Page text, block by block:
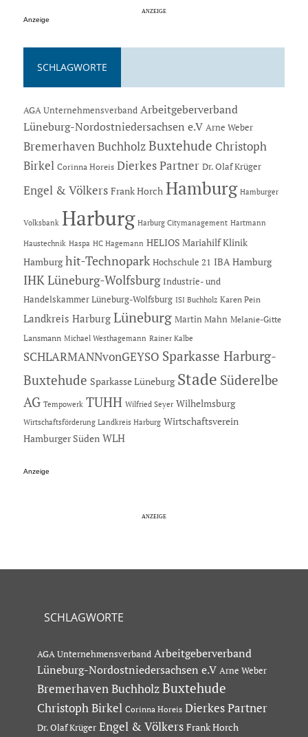
Anzeige
SCHLAGWORTE
AGA Unternehmensverband Arbeitgeberverband
Lüneburg-Nordostniedersachsen e.V Arne Weber
Bremerhaven Buchholz Buxtehude Christoph
Birkel Corinna Horeis Dierkes Partner Dr. Olaf Krüger
Engel & Völkers Frank Horch Hamburg Hamburger
Volksbank Harburg Harburg Citymanagement Hartmann
Haustechnik Haspa HC Hagemann HELIOS Mariahilf Klinik
Hamburg hit-Technopark Hochschule 21 IBA Hamburg
IHK Lüneburg-Wolfsburg Industrie- und
Handelskammer Lüneburg-Wolfsburg ISI Buchholz Karen Pein
Landkreis Harburg Lüneburg Martin Mahn Melanie-Gitte
Lansmann Michael Westhagemann Rainer Kalbe
SCHLARMANNvonGEYSO Sparkasse Harburg-
Buxtehude Sparkasse Lüneburg Stade Süderelbe
AG Tempowerk TUHH Wilfried Seyer Wilhelmsburg
Wirtschaftsförderung Landkreis Harburg Wirtschaftsverein
Hamburger Süden WLH
Anzeige
SCHLAGWORTE
AGA Unternehmensverband Arbeitgeberverband
Lüneburg-Nordostniedersachsen e.V Arne Weber
Bremerhaven Buchholz Buxtehude
Christoph Birkel Corinna Horeis Dierkes Partner
Dr. Olaf Krüger Engel & Völkers Frank Horch